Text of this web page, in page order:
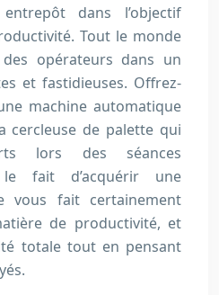
dans l’objectif
Tout le monde
opérateurs dans un
et fastidieuses. Offrez-
machine automatique
cercleuse de palette qui
lors des séances
le fait d’acquérir une
vous fait certainement
de productivité, et
totale tout en pensant